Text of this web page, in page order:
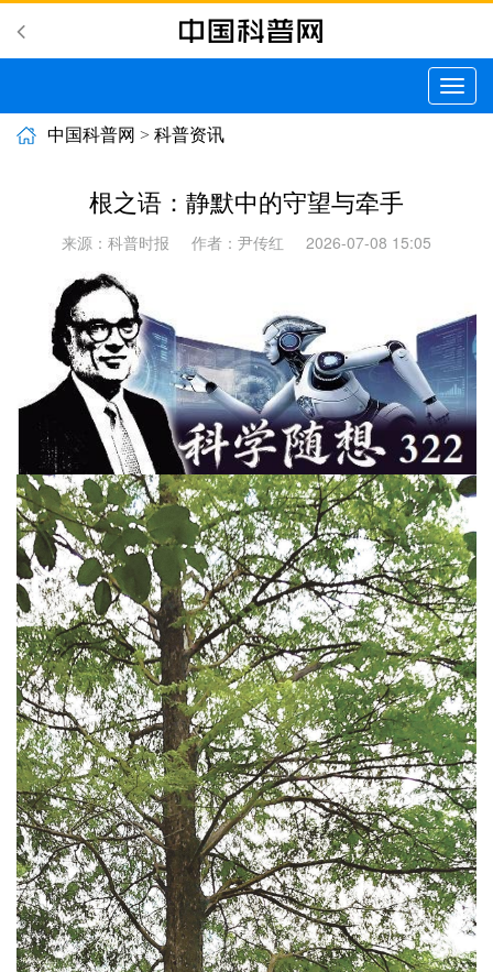
切
换
中国科普网 > 科普资讯
根之语：静默中的守望与牵手
来源：科普时报 作者：尹传红 2026-07-08 15:05